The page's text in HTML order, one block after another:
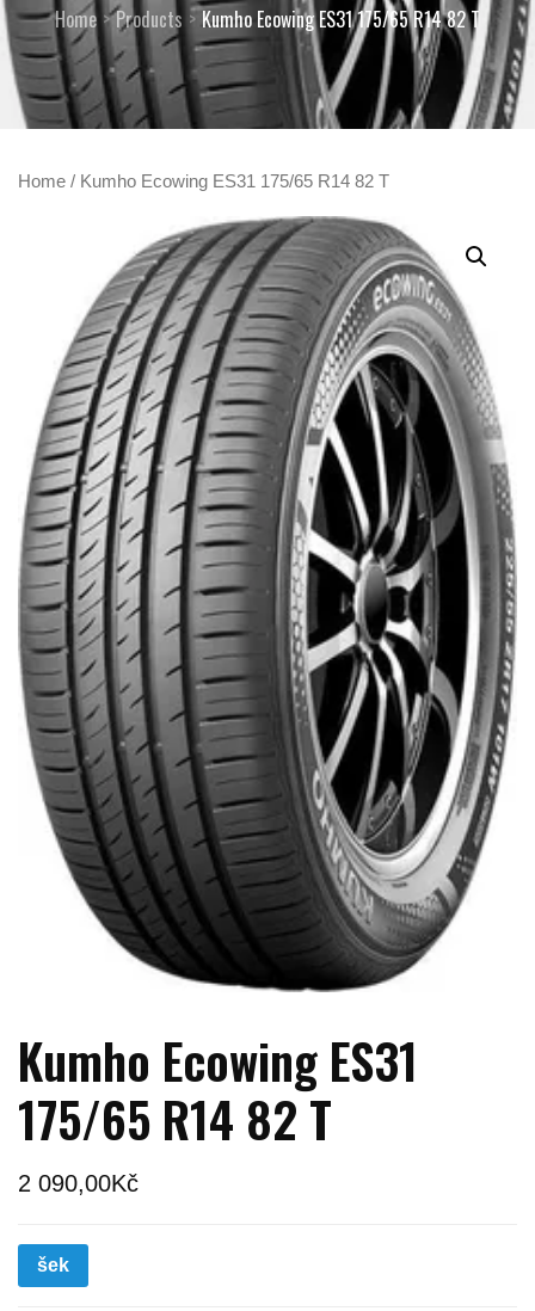
Home Products Kumho Ecowing ES31 175/65 R14 82 T
Home / Kumho Ecowing ES31 175/65 R14 82 T
Kumho Ecowing ES31
175/65 R14 82 T
2 090,00Kč
šek